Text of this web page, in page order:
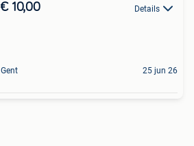
€ 10,00 Details
Gent 25 jun 26